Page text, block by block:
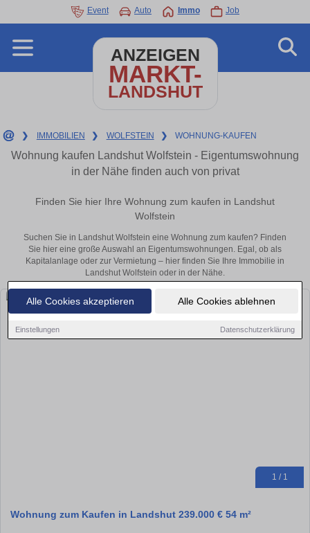
Alle Cookies akzeptieren Alle Cookies ablehnen
Einstellungen Datenschutzerklärung
Event Auto Immo Job
ANZEIGEN
MARKT-
LANDSHUT
❯ IMMOBILIEN ❯ WOLFSTEIN ❯ WOHNUNG-KAUFEN
Wohnung kaufen Landshut Wolfstein - Eigentumswohnung
in der Nähe finden auch von privat
Finden Sie hier Ihre Wohnung zum kaufen in Landshut
Wolfstein
Suchen Sie in Landshut Wolfstein eine Wohnung zum kaufen? Finden
Sie hier eine große Auswahl an Eigentumswohnungen. Egal, ob als
Kapitalanlage oder zur Vermietung – hier finden Sie Ihre Immobilie in
Landshut Wolfstein oder in der Nähe.
1 / 1
Wohnung zum Kaufen in Landshut 239.000 € 54 m²